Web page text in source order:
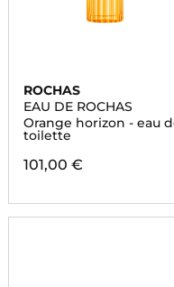
ROCHAS
EAU DE ROCHAS
Orange horizon - eau
toilette
101,00 €